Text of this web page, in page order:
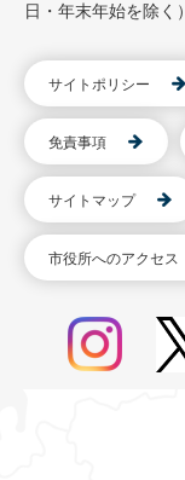
日・年末年始を除く）
サイトポリシー
免責事項
サイトマップ
市役所へのアクセス